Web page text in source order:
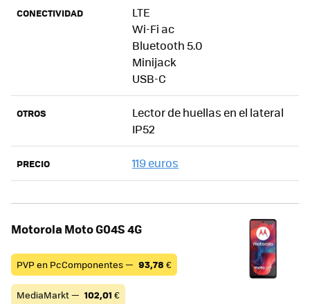
CONECTIVIDAD
LTE
Wi-Fi ac
Bluetooth 5.0
Minijack
USB-C
OTROS
Lector de huellas en el lateral
IP52
PRECIO 119 euros
Motorola Moto G04S 4G
PVP en PcComponentes — 93,78 €
MediaMarkt — 102,01 €